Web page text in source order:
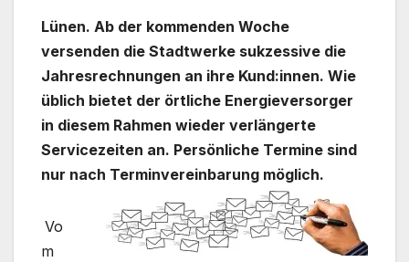
Lünen. Ab der kommenden Woche
versenden die Stadtwerke sukzessive die
Jahresrechnungen an ihre Kund:innen. Wie
üblich bietet der örtliche Energieversorger
in diesem Rahmen wieder verlängerte
Servicezeiten an. Persönliche Termine sind
nur nach Terminvereinbarung möglich.
Vo
m